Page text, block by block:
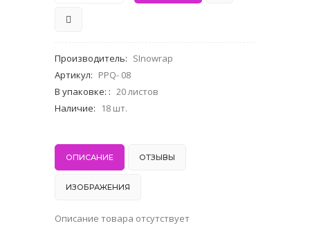
Производитель: SInowrap
Артикул: PPQ- 08
В упаковке: : 20 листов
Наличие: 18 шт.
ОПИСАНИЕ ОТЗЫВЫ
ИЗОБРАЖЕНИЯ
Описание товара отсутствует